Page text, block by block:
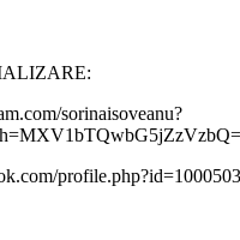
sorinaisoveanu?